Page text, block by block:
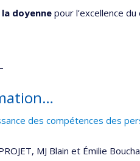
la doyennepour l’excellence
des compétences des
MJ Blain et Émilie